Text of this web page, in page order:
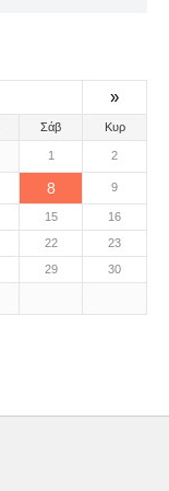
»
Σάβ Κυρ
1 2
8 9
15
16
22
23
29 30